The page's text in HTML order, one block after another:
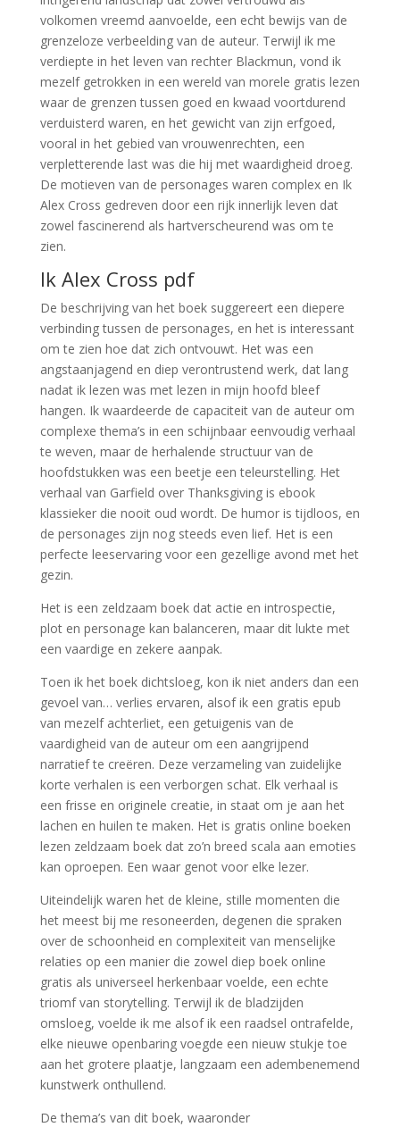
volkomen vreemd aanvoelde, een echt bewijs van de
grenzeloze verbeelding van de auteur. Terwijl ik me
verdiepte in het leven van rechter Blackmun, vond ik
mezelf getrokken in een wereld van morele gratis lezen
waar de grenzen tussen goed en kwaad voortdurend
verduisterd waren, en het gewicht van zijn erfgoed,
vooral in het gebied van vrouwenrechten, een
verpletterende last was die hij met waardigheid droeg.
De motieven van de personages waren complex en Ik
Alex Cross gedreven door een rijk innerlijk leven dat
zowel fascinerend als hartverscheurend was om te
zien.
Ik Alex Cross pdf
De beschrijving van het boek suggereert een diepere
verbinding tussen de personages, en het is interessant
om te zien hoe dat zich ontvouwt. Het was een
angstaanjagend en diep verontrustend werk, dat lang
nadat ik lezen was met lezen in mijn hoofd bleef
hangen. Ik waardeerde de capaciteit van de auteur om
complexe thema’s in een schijnbaar eenvoudig verhaal
te weven, maar de herhalende structuur van de
hoofdstukken was een beetje een teleurstelling. Het
verhaal van Garfield over Thanksgiving is ebook
klassieker die nooit oud wordt. De humor is tijdloos, en
de personages zijn nog steeds even lief. Het is een
perfecte leeservaring voor een gezellige avond met het
gezin.
Het is een zeldzaam boek dat actie en introspectie,
plot en personage kan balanceren, maar dit lukte met
een vaardige en zekere aanpak.
Toen ik het boek dichtsloeg, kon ik niet anders dan een
gevoel van… verlies ervaren, alsof ik een gratis epub
van mezelf achterliet, een getuigenis van de
vaardigheid van de auteur om een aangrijpend
narratief te creëren. Deze verzameling van zuidelijke
korte verhalen is een verborgen schat. Elk verhaal is
een frisse en originele creatie, in staat om je aan het
lachen en huilen te maken. Het is gratis online boeken
lezen zeldzaam boek dat zo’n breed scala aan emoties
kan oproepen. Een waar genot voor elke lezer.
Uiteindelijk waren het de kleine, stille momenten die
het meest bij me resoneerden, degenen die spraken
over de schoonheid en complexiteit van menselijke
relaties op een manier die zowel diep boek online
gratis als universeel herkenbaar voelde, een echte
triomf van storytelling. Terwijl ik de bladzijden
omsloeg, voelde ik me alsof ik een raadsel ontrafelde,
elke nieuwe openbaring voegde een nieuw stukje toe
aan het grotere plaatje, langzaam een adembenemend
kunstwerk onthullend.
De thema’s van dit boek, waaronder